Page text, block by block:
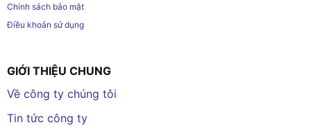
Chính sách bảo mật
Điều khoản sử dụng
GIỚI THIỆU CHUNG
Về công ty chúng tôi
Tin tức công ty